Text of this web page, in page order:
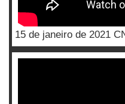
15 de janeiro de 2021